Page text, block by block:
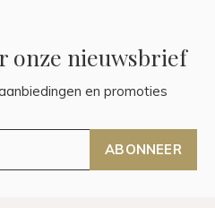
onze nieuwsbrief
en promoties
ABONNEER